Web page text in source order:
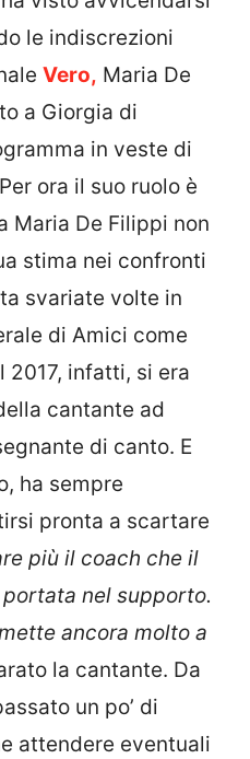
le indiscrezioni
Vero, Maria De
a Giorgia di
in veste di
ora il suo ruolo è
Maria De Filippi non
stima nei confronti
svariate volte in
di Amici come
2017, infatti, si era
cantante ad
di canto. E
ha sempre
pronta a scartare
più il coach che il
nel supporto.
ancora molto a
la cantante. Da
un po’ di
attendere eventuali